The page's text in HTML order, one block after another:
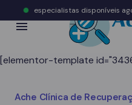
[elementor-template
Ache Clínica de
especialistas disponíveis